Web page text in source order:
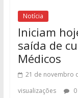
Notícia
Iniciam
saída de
Médicos
21 de novembro
visualizações